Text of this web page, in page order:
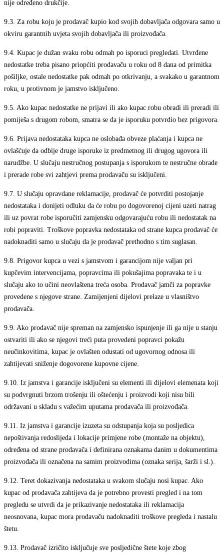
nije određeno drukčije.
9.3. Za robu koju je prodavač kupio kod svojih dobavljača odgovara samo u
okviru garantnih uvjeta svojih dobavljača ili proizvođača.
9.4. Kupac je dužan svaku robu odmah po isporuci pregledati. Utvrđene
nedostatke treba pisano priopćiti prodavaču u roku od 8 dana od primitka
pošiljke, ostale nedostatke pak odmah po otkrivanju, a svakako u garantnom
roku, u protivnom je jamstvo isključeno.
9.5. Ako kupac nedostatke ne prijavi ili ako kupac robu obradi ili preradi ili
pomiješa s drugom robom, smatra se da je isporuku potvrdio bez prigovora.
9.6. Prijava nedostataka kupca ne oslobađa obveze plaćanja i kupca ne
ovlašćuje da odbije druge isporuke iz predmetnog ili drugog ugovora ili
narudžbe. U slučaju nestručnog postupanja s isporukom te nestručne obrade
i prerade robe svi zahtjevi prema prodavaču su isključeni.
9.7. U slučaju opravdane reklamacije, prodavač će potvrditi postojanje
nedostataka i donijeti odluku da će robu po dogovorenoj cijeni uzeti natrag
ili uz povrat robe isporučiti zamjensku odgovarajuću robu ili nedostatak na
robi popraviti. Troškove popravka nedostataka od strane kupca prodavač će
nadoknaditi samo u slučaju da je prodavač prethodno s tim suglasan.
9.8. Prigovor kupca u vezi s jamstvom i garancijom nije valjan pri
kupčevim intervencijama, popravcima ili pokušajima popravaka te i u
slučaju ako to učini neovlaštena treća osoba. Prodavač jamči za popravke
provedene s njegove strane. Zamijenjeni dijelovi prelaze u vlasništvo
prodavača.
9.9. Ako prodavač nije spreman na zamjensko ispunjenje ili ga nije u stanju
ostvariti ili ako se njegovi treći puta provedeni popravci pokažu
neučinkovitima, kupac je ovlašten odustati od ugovornog odnosa ili
zahtijevati sniženje dogovorene kupovne cijene.
9.10. Iz jamstva i garancije isključeni su elementi ili dijelovi elemenata koji
su podvrgnuti brzom trošenju ili oštećenju i proizvodi koji nisu bili
održavani u skladu s važećim uputama prodavača ili proizvođača.
9.11.
Iz jamstva i garancije izuzeta su odstupanja koja su posljedica
nepoštivanja redoslijeda i lokacije primjene robe (montaže na objektu),
određena od strane prodavača i definirana oznakama danim u dokumentima
proizvođača ili označena na samim proizvodima (oznaka serija, šarži i sl.).
9.12. Teret dokazivanja nedostataka u svakom slučaju nosi kupac. Ako
kupac od prodavača zahtijeva da je potrebno provesti pregled i na tom
pregledu se utvrdi da je prikazivanje nedostataka ili reklamacija
neosnovana, kupac mora prodavaču nadoknaditi troškove pregleda i nastalu
štetu.
9.13. Prodavač izričito isključuje sve posljedične štete koje zbog